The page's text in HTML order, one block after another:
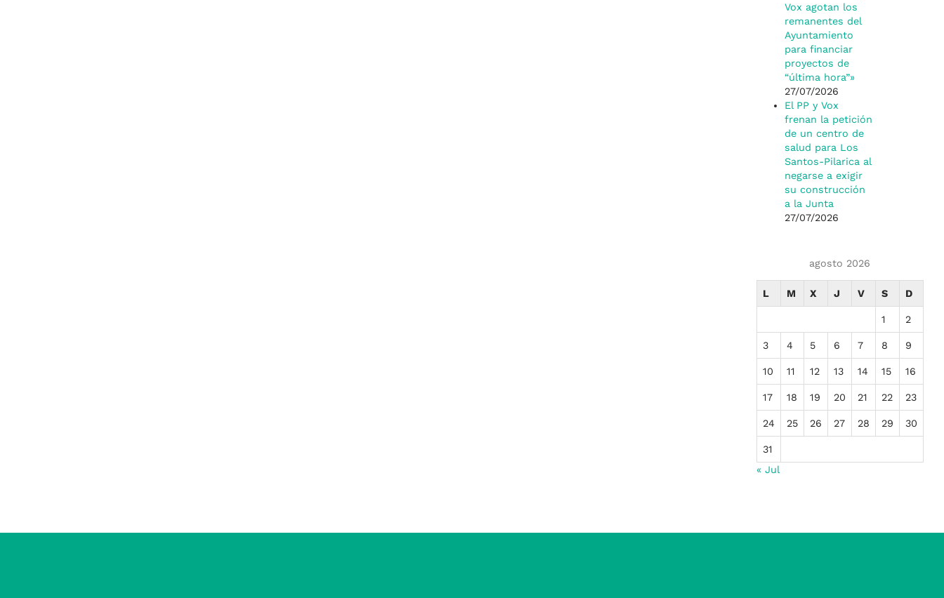
Vox agotan los
remanentes del
Ayuntamiento
para financiar
proyectos de
“última hora”»
27/07/2026
El PP y Vox
frenan la petición
de un centro de
salud para Los
Santos-Pilarica al
negarse a exigir
su construcción
a la Junta
27/07/2026
agosto 2026
L M X J V S D
1 2
3 4 5 6 7 8 9
10 11 12 13 14 15 16
17 18 19 20 21 22 23
24 25 26 27 28 29 30
31
« Jul